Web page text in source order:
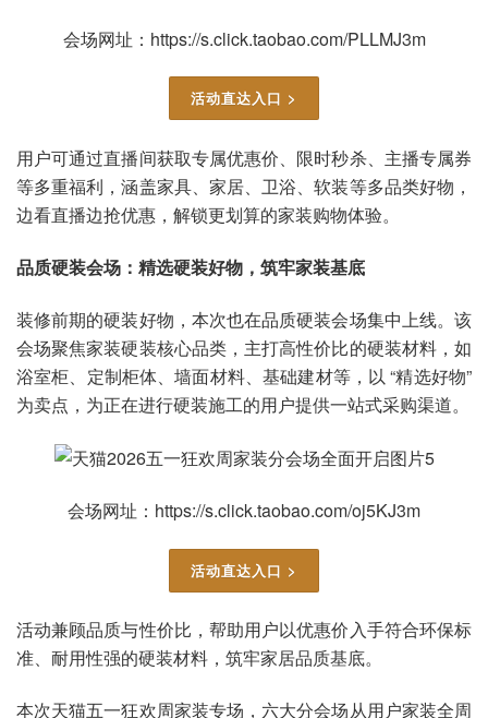
会场网址：https://s.click.taobao.com/PLLMJ3m
活动直达入口 >
用户可通过直播间获取专属优惠价、限时秒杀、主播专属券
等多重福利，涵盖家具、家居、卫浴、软装等多品类好物，
边看直播边抢优惠，解锁更划算的家装购物体验。
品质硬装会场：精选硬装好物，筑牢家装基底
装修前期的硬装好物，本次也在品质硬装会场集中上线。该
会场聚焦家装硬装核心品类，主打高性价比的硬装材料，如
浴室柜、定制柜体、墙面材料、基础建材等，以 “精选好物”
为卖点，为正在进行硬装施工的用户提供一站式采购渠道。
会场网址：https://s.click.taobao.com/oj5KJ3m
活动直达入口 >
活动兼顾品质与性价比，帮助用户以优惠价入手符合环保标
准、耐用性强的硬装材料，筑牢家居品质基底。
本次天猫五一狂欢周家装专场，六大分会场从用户家装全周